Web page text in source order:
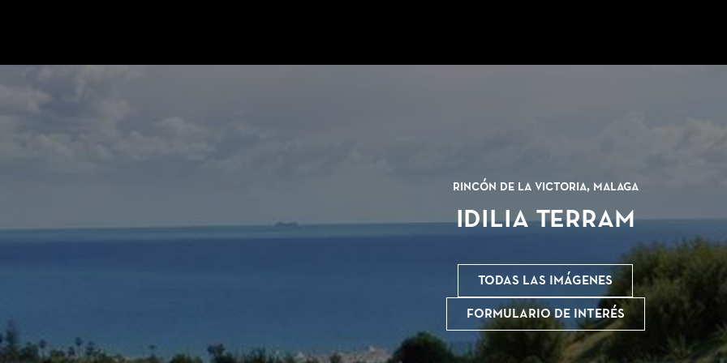
Rincón de la Victoria, Malaga
Idilia Terram
Todas las imágenes
Formulario de interés